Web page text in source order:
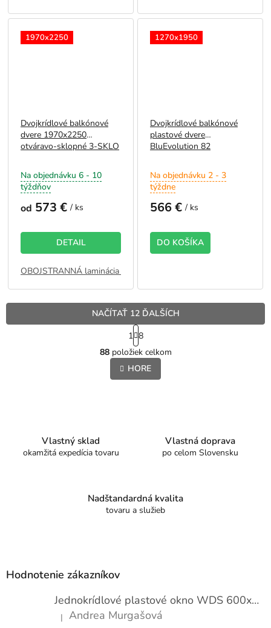
1970x2250
Dvojkrídlové balkónové
dvere 1970x2250
otváravo-sklopné 3-SKLO
Na objednávku 6 - 10
týždňov
od 573 € / ks
DETAIL
OBOJSTRANNÁ laminácia - BIELA
1270x1950
Dvojkrídlové balkónové
plastové dvere
BluEvolution 82
Na objednávku 2 - 3
týždne
566 € / ks
DO KOŠÍKA
O
v
l
á
y
v
NAČÍTAŤ 12 ĎALŠÍCH
S
t
r
á
n
k
1 8
88položiek celkom
HORE
Vlastný sklad
okamžitá expedícia tovaru
Vlastná doprava
po celom Slovensku
Nadštandardná kvalita
tovaru a služieb
Hodnotenie zákazníkov
Jednokrídlové plastové okno WDS 600x1000
Hodnotenie produktu je 5 z 5 hviezdičiek.
| Andrea Murgašová